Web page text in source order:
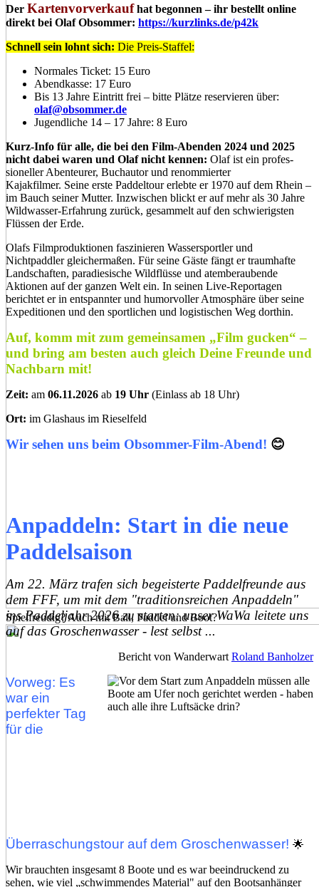
Spielfreudig? Auch mit Ball, Paddel und Boot?
Der Kartenvorverkaufhat begonnen – ihr bestellt online
direkt bei Olaf Obsommer: https://kurzlinks.de/p42k
Schnell sein lohnt sich: Die Preis-Staffel:
Normales Ticket: 15 Euro
Abendkasse: 17 Euro
Bis 13 Jahre Eintritt frei – bitte Plätze reservieren über:
olaf@obsommer.de
Jugendliche 14 – 17 Jahre: 8 Euro
Kurz-Info für alle, die bei den Film-Abenden 2024 und 2025
nicht dabei waren und Olaf nicht kennen: Olaf ist ein profes­
sioneller Aben­teurer, Buchautor und renommierter
Kajakfilmer. Seine erste Paddeltour erlebte er 1970 auf dem Rhein –
im Bauch seiner Mutter. Inzwischen blickt er auf mehr als 30 Jahre
Wildwasser-Erfahrung zurück, gesammelt auf den schwierigsten
Flüssen der Erde.
Olafs Filmproduktionen faszinieren Wassersportler und
Nichtpaddler gleichermaßen. Für seine Gäste fängt er traumhafte
Landschaften, paradiesische Wild­flüsse und atemberaubende
Aktionen auf der ganzen Welt ein. In seinen Live-Reportagen
berichtet er in entspannter und humorvoller Atmosphäre über seine
Expeditionen und den sportlichen und logistischen Weg dorthin.
Auf, komm mit zum gemeinsamen „Film gucken“ –
und bring am besten auch gleich Deine Freunde und
Nachbarn mit!
Zeit: am 06.11.2026 ab 19 Uhr (Einlass ab 18 Uhr)
Ort: im Glashaus im Rieselfeld
Wir sehen uns beim Obsommer-Film-Abend! 😊
Anpaddeln: Start in die neue
Paddelsaison
Am 22. März trafen sich begeisterte Paddelfreunde aus
dem FFF, um mit dem "traditionsreichen Anpaddeln"
ins Paddeljahr 2026 zu starten: unser WaWa leitete uns
auf das Groschenwasser - lest selbst ...
Bericht von Wanderwart Roland Banholzer
Vorweg: Es
war ein
perfekter Tag
für die
Überraschungstour auf dem Groschenwasser! 🌟
Wir brauchten insgesamt 8 Boote und es war beeindruckend zu
sehen, wie viel „schwimmendes Material" auf den Bootsanhänger